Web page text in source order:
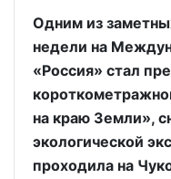
Одним из
недели на
«Россия» стал
на краю Земли»,
экологической
проходила на